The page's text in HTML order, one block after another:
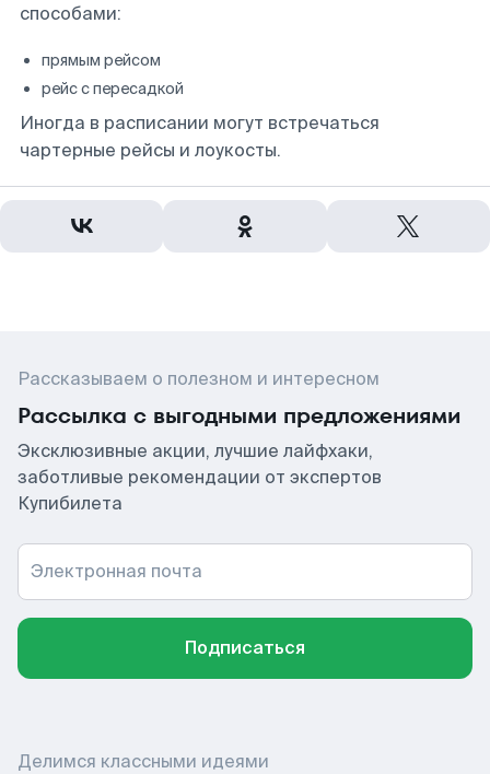
способами:
прямым рейсом
рейс с пересадкой
Иногда в расписании могут встречаться
чартерные рейсы и лоукосты.
Рассказываем о полезном и интересном
Рассылка с выгодными предложениями
Эксклюзивные акции, лучшие лайфхаки,
заботливые рекомендации от экспертов
Купибилета
Электронная почта
Подписаться
Делимся классными идеями